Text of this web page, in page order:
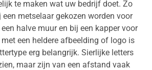
te maken wat uw bedrijf doet. Zo
metselaar gekozen worden voor
halve muur en bij een kapper voor
een heldere afbeelding of logo is
erg belangrijk. Sierlijke letters
maar zijn van een afstand vaak